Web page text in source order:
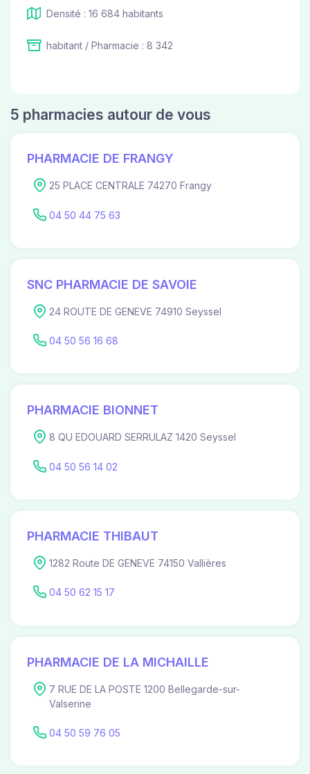
Densité : 16 684 habitants
habitant / Pharmacie : 8 342
5 pharmacies autour de vous
PHARMACIE DE FRANGY
25 PLACE CENTRALE 74270 Frangy
04 50 44 75 63
SNC PHARMACIE DE SAVOIE
24 ROUTE DE GENEVE 74910 Seyssel
04 50 56 16 68
PHARMACIE BIONNET
8 QU EDOUARD SERRULAZ 1420 Seyssel
04 50 56 14 02
PHARMACIE THIBAUT
1282 Route DE GENEVE 74150 Vallières
04 50 62 15 17
PHARMACIE DE LA MICHAILLE
7 RUE DE LA POSTE 1200 Bellegarde-sur-
Valserine
04 50 59 76 05